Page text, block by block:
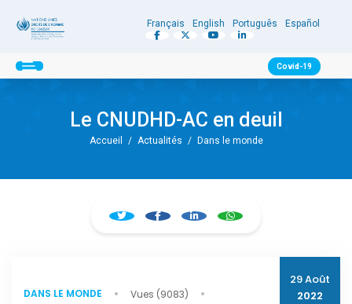
Français English Português Español
Covid-19
Le CNUDHD-AC en deuil
Accueil / Actualités / Dans le monde
DANS LE MONDE Vues (9083)
29 Août
2022